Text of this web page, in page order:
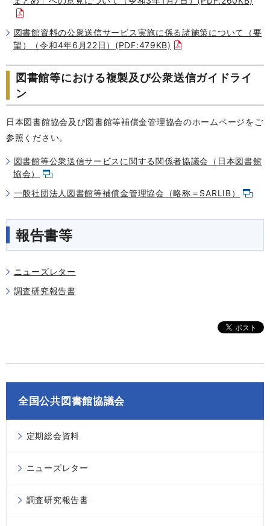
図書館資料の公衆送信サービス実施に係る諸施策について（要
望）（令和4年6月22日）(PDF:479KB)
図書館等における複製及び公衆送信ガイドライ
ン
日本図書館協会及び図書館等補償金管理協会のホームページをご
参照ください。
図書館等公衆送信サービスに関する関係者協議会（日本図書館
協会）
一般社団法人図書館等補償金管理協会（略称＝SARLIB）
報告書等
ニューズレター
調査研究報告書
全国公共図書館協議会
定期総会資料
ニューズレター
調査研究報告書